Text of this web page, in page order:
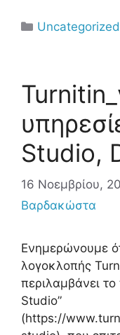
Uncategorized
Studio,
16 Νοεμβρίου,
Βαρδακώστα
Eνημερώνουμε
λογοκλοπής
περιλαμβάνει
Studio”
(https://